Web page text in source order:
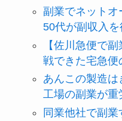
副業でネットオ
50代が副収入
【佐川急便で
戦できた宅急便
あんこの製造
工場の副業が重
同業他社で副